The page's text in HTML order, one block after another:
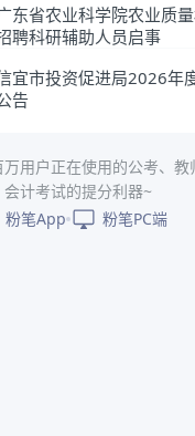
东省农业科学院农业质
聘科研辅助人员启事
宜市投资促进局2026年
告
万用户正在使用的公考、
会计考试的提分利器~
粉笔App
粉笔PC端